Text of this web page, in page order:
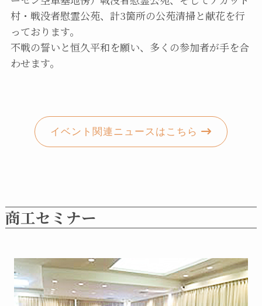
村・戦没者慰霊公苑、計3箇所の公苑清掃と献花を行
っております。
不戦の誓いと恒久平和を願い、多くの参加者が手を合
わせます。
イベント関連ニュースはこちら
商工セミナー